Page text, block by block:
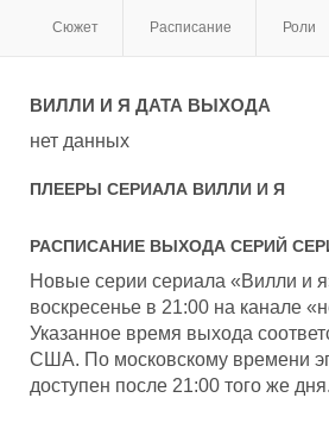
Сюжет Расписание Роли
ВИЛЛИ И Я ДАТА ВЫХОДА
нет данных
ПЛЕЕРЫ СЕРИАЛА ВИЛЛИ И Я
РАСПИСАНИЕ ВЫХОДА СЕРИЙ
Новые серии сериала «Вилли и
воскресенье в 21:00 на канале
Указанное время выхода
США. По московскому времени
доступен после 21:00 того же дня.